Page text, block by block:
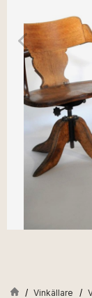
Vinkällare